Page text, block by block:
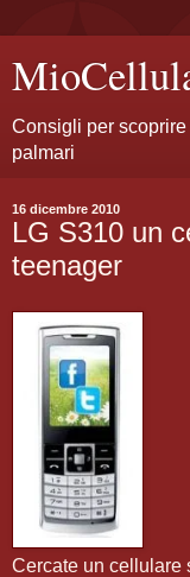
Consigli per
palmari
16 dicembre 2010
LG S310 un
teenager
Cercate un cellulare